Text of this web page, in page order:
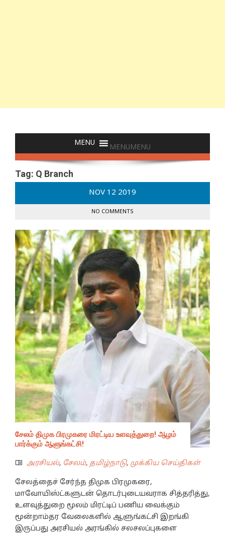
MENUMENU
Tag: Q Branch
NOV 12 2019
NO COMMENTS
சேலம் திமுக பிரமுகரை மிரட்டிய உளவுத்துறை! ஆழம்
பார்க்கும் ஆளுங்கட்சி!
அரசியல், சேலம், தமிழ்நாடு, முக்கிய செய்திகள்
சேலத்தைச் சேர்ந்த திமுக பிரமுகரை,
மாவோயிஸ்ட்களுடன் தொடர்புடையவராக சித்தரித்து,
உளவுத்துறை மூலம் மிரட்டிப் பணிய வைக்கும்
மூன்றாம்தர வேலைகளில் ஆளுங்கட்சி இறங்கி
இருப்பது அரசியல் அரங்கில் சலசலப்புகளை